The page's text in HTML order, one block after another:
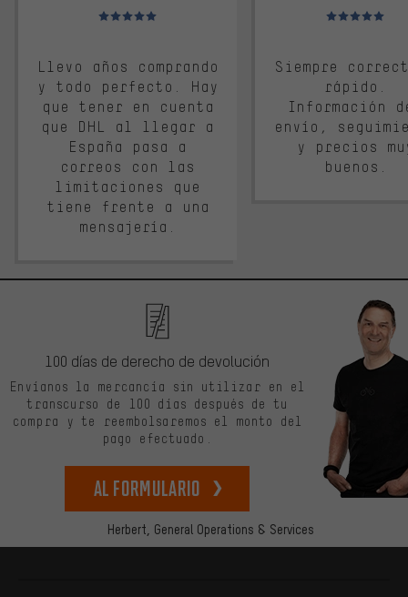
Valoración media: 5 de 5
Llevo años comprando
y todo perfecto. Hay
que tener en cuenta
que DHL al llegar a
España pasa a
correos con las
limitaciones que
tiene frente a una
mensajería.
Valoración
Siempre
rápido.
Información
envío,
y precios
buenos.
Herbert, General Operations & Services
100 días de derecho de devolución
Envíanos la mercancía sin utilizar en el
transcurso de 100 días después de tu
compra y te reembolsaremos el monto del
pago efectuado.
Al formulario